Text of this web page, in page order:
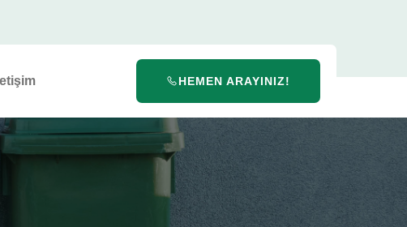
İletişim HEMEN ARAYINIZ!